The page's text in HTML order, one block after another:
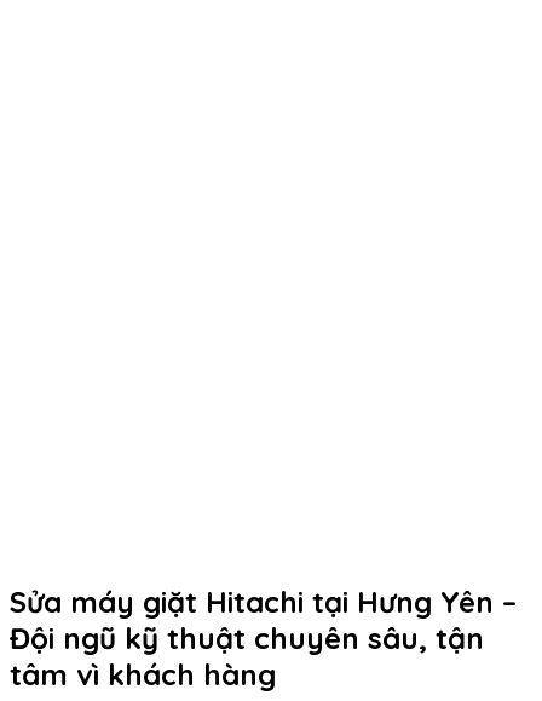
Sửa máy giặt Hitachi tại Hưng Yên –
Đội ngũ kỹ thuật chuyên sâu, tận
tâm vì khách hàng